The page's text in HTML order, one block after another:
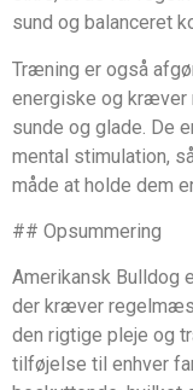
sund og balanceret
Træning er også
energiske og
sunde og glade. De
mental stimulation,
måde at holde dem
## Opsummering
Amerikansk Bulldog
der kræver
den rigtige pleje og
tilføjelse til enhver